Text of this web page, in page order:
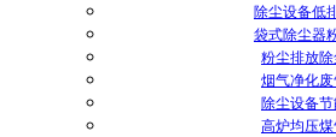
除尘设备低
袋式除尘器
粉尘排放
烟气净化
除尘设备
高炉均压